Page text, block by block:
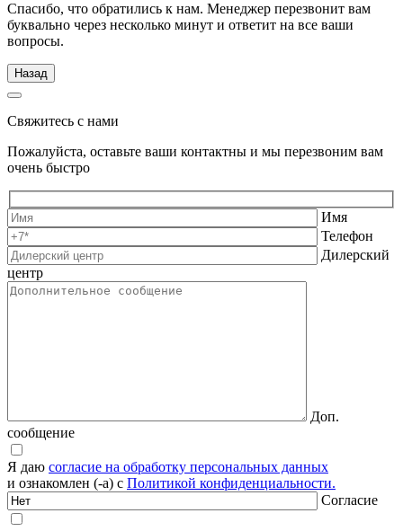
Спасибо, что обратились к нам. Менеджер перезвонит вам
буквально через несколько минут и ответит на все ваши
вопросы.
Назад
Свяжитесь с нами
Пожалуйста, оставьте ваши контактны и мы перезвоним вам
очень быстро
Имя
Телефон
Дилерский
центр
Доп.
сообщение
Я даю согласие на обработку персональных данных
и ознакомлен (-а) с Политикой конфиденциальности.
Согласие